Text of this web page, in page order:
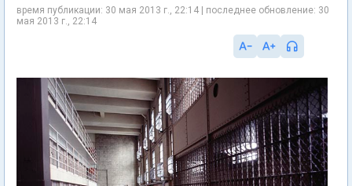
время публикации: 30 мая 2013 г., 22:14 | последнее обновление: 30
мая 2013 г., 22:14